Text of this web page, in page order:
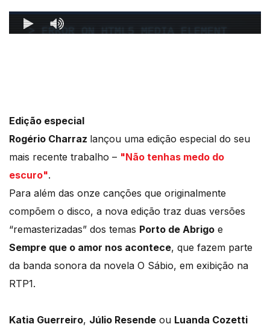
Edição especial
Rogério Charraz lançou uma edição especial do seu
mais recente trabalho – "Não tenhas medo do
escuro".
Para além das onze canções que originalmente
compõem o disco, a nova edição traz duas versões
“remasterizadas” dos temas Porto de Abrigo e
Sempre que o amor nos acontece, que fazem parte
da banda sonora da novela O Sábio, em exibição na
RTP1.
Katia Guerreiro, Júlio Resende ou Luanda Cozetti